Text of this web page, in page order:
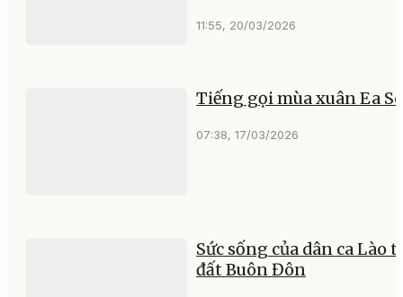
11:55, 20/03/2026
Tiếng gọi mùa xuân Ea
07:38, 17/03/2026
Sức sống của dân ca Lào
đất Buôn Đôn